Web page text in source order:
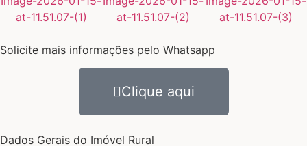
Solicite mais informações pelo Whatsapp
Clique aqui
Dados Gerais do Imóvel Rural